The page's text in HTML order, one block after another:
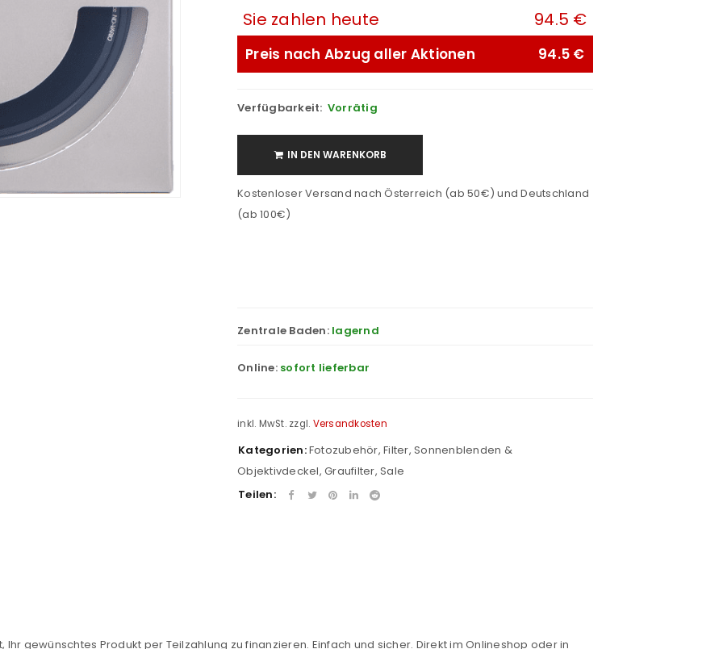
Sie zahlen heute 94.5 €
Preis nach Abzug aller Aktionen 94.5 €
Verfügbarkeit: Vorrätig
IN DEN WARENKORB
Kostenloser Versand nach Österreich (ab 50€) und Deutschland
(ab 100€)
Zentrale Baden: lagernd
Online: sofort lieferbar
inkl. MwSt. zzgl. Versandkosten
Kategorien:Fotozubehör, Filter, Sonnenblenden &
Objektivdeckel, Graufilter, Sale
Teilen:
gewünschtes Produkt per Teilzahlung zu finanzieren. Einfach und sicher. Direkt im Onlineshop oder in